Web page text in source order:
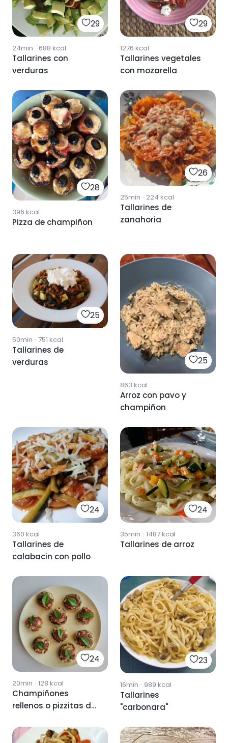
29
24min · 688 kcal
Tallarines con
verduras
29
1276 kcal
Tallarines vegetales
con mozarella
28
396 kcal
Pizza de champiñon
26
25min · 224 kcal
Tallarines de
zanahoria
25
50min · 751 kcal
Tallarines de
verduras
25
863 kcal
Arroz con pavo y
champiñon
24
360 kcal
Tallarines de
calabacin con pollo
24
35min · 1487kcal
Tallarines de arroz
24
20min · 128 kcal
Champiñones
rellenos o pizzitas de
23
16min · 989 kcal
Tallarines
"carbonara"